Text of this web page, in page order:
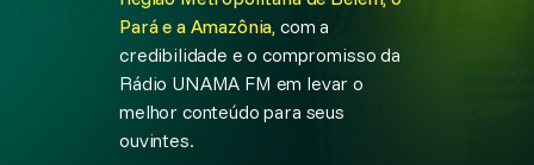
Pará e a Amazônia, com a
credibilidade e o compromisso da
Rádio UNAMA FM em levar o
melhor conteúdo para seus
ouvintes.